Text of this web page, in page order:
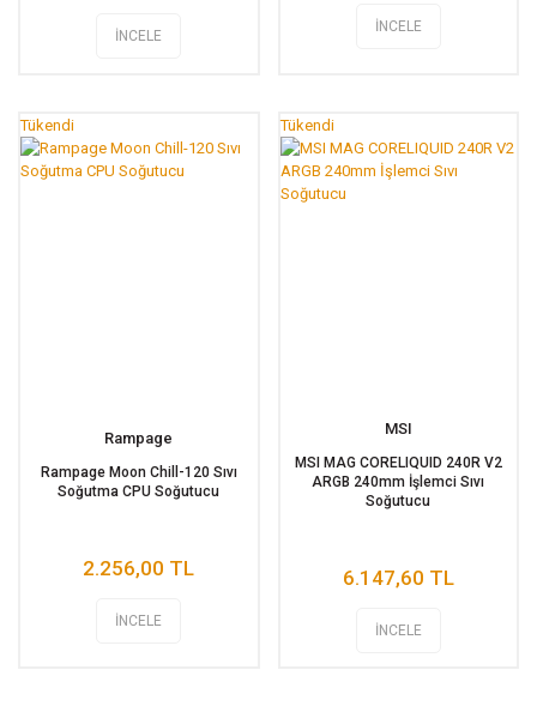
İNCELE
İNCELE
Tükendi
Rampage
Rampage Moon Chill-120 Sıvı
Soğutma CPU Soğutucu
2.256,00 TL
İNCELE
Tükendi
MSI
MSI MAG CORELIQUID 240R V2
ARGB 240mm İşlemci Sıvı
Soğutucu
6.147,60 TL
İNCELE